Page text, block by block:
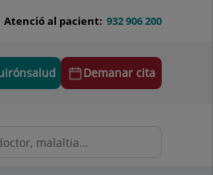
932 906 200
Atenció al pacient:
Demanar cita